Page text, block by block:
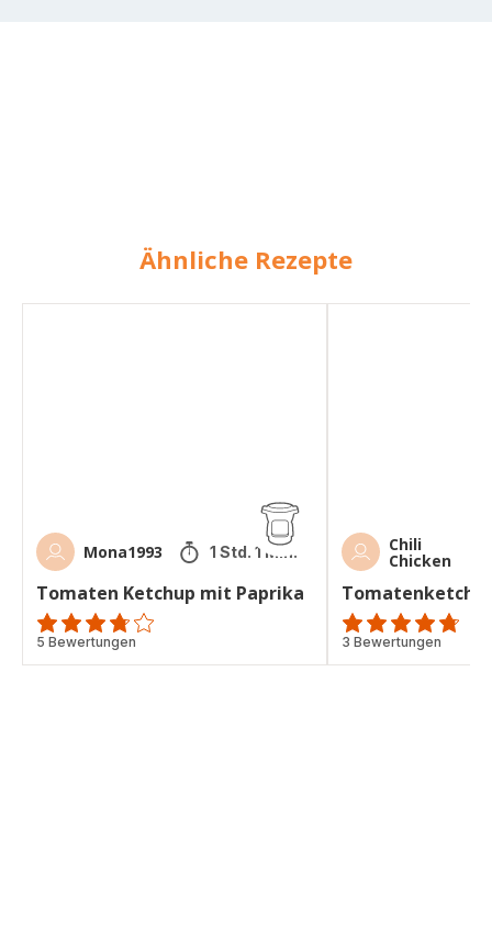
Ähnliche Rezepte
Mona1993 1 Std. 1 Min.
Tomaten Ketchup mit Paprika
ratings.3.7
5 Bewertungen
Chili
Chicken
ratings.4.7
3 Bewertungen